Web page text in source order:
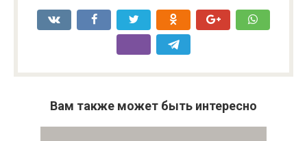
Вам также может быть интересно